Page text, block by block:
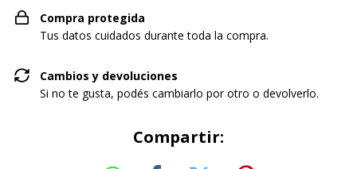
Compra protegida
Tus datos cuidados durante toda la compra.
Cambios y devoluciones
Si no te gusta, podés cambiarlo por otro o devolverlo.
Compartir: